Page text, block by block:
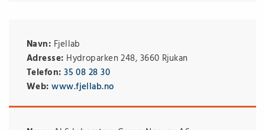
Navn: Fjellab
Adresse: Hydroparken 248, 3660 Rjukan
Telefon:35 08 28 30
Web:www.fjellab.no